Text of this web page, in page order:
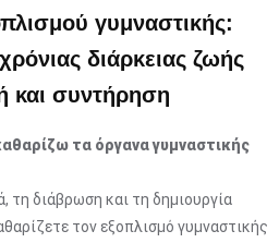
γυμναστικής:
διάρκειας ζωής
και συντήρηση
τα όργανα γυμναστικής
τη διάβρωση και τη δημιουργία
τον εξοπλισμό γυμναστικής